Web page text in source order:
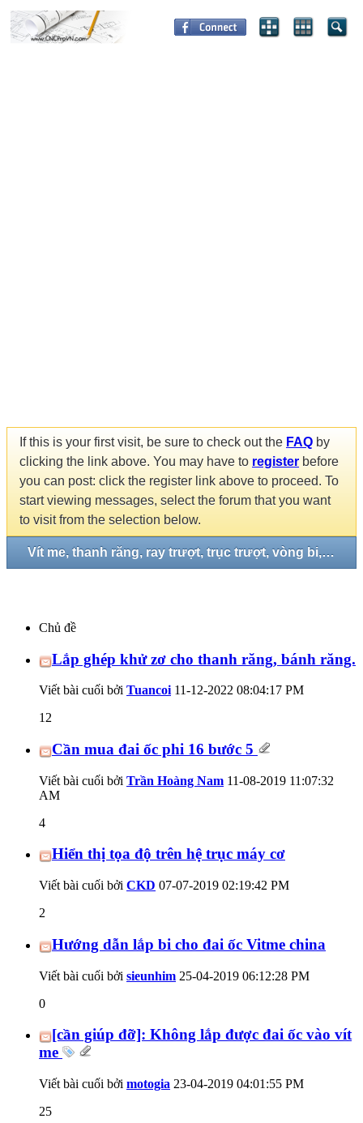
If this is your first visit, be sure to check out the FAQ by
clicking the link above. You may have to register before
you can post: click the register link above to proceed. To
start viewing messages, select the forum that you want
to visit from the selection below.
Vít me, thanh răng, ray trượt, trục trượt, vòng bi, gối đở...
Chủ đề
Lắp ghép khử zơ cho thanh răng, bánh răng.
Viết bài cuối bởi Tuancoi 11-12-2022 08:04:17 PM
12
Cần mua đai ốc phi 16 bước 5
Viết bài cuối bởi Trần Hoàng Nam 11-08-2019 11:07:32
AM
4
Hiển thị tọa độ trên hệ trục máy cơ
Viết bài cuối bởi CKD 07-07-2019 02:19:42 PM
2
Hướng dẫn lắp bi cho đai ốc Vitme china
Viết bài cuối bởi sieunhim 25-04-2019 06:12:28 PM
0
[cần giúp đỡ]: Không lắp được đai ốc vào vít
me
Viết bài cuối bởi motogia 23-04-2019 04:01:55 PM
25